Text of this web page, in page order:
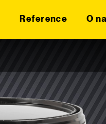
Reference O